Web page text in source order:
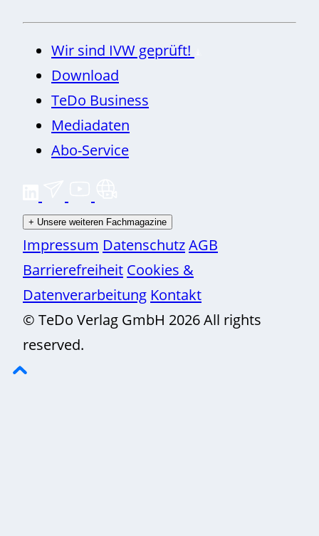
Wir sind IVW geprüft!
Download
TeDo Business
Mediadaten
Abo-Service
+ Unsere weiteren Fachmagazine
Impressum DatenschutzAGB
Barrierefreiheit Cookies &
Datenverarbeitung Kontakt
© TeDo Verlag GmbH 2026 All rights
reserved.